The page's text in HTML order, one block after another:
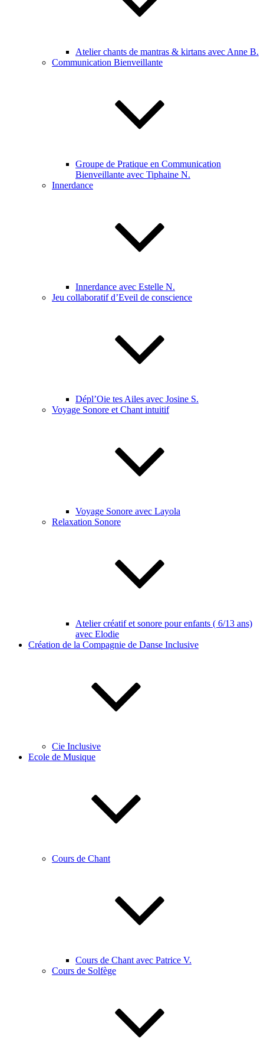
Atelier chants de mantras & kirtans avec Anne B.
Communication Bienveillante
Groupe de Pratique en Communication
Bienveillante avec Tiphaine N.
Innerdance
Innerdance avec Estelle N.
Jeu collaboratif d’Eveil de conscience
Dépl’Oie tes Ailes avec Josine S.
Voyage Sonore et Chant intuitif
Voyage Sonore avec Layola
Relaxation Sonore
Atelier créatif et sonore pour enfants ( 6/13 ans)
avec Elodie
Création de la Compagnie de Danse Inclusive
Cie Inclusive
Ecole de Musique
Cours de Chant
Cours de Chant avec Patrice V.
Cours de Solfège